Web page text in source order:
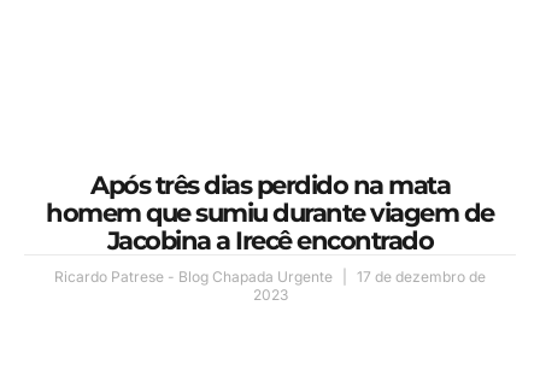
Após três dias perdido na mata
homem que sumiu durante viagem de
Jacobina a Irecê encontrado
Ricardo Patrese - Blog Chapada Urgente
17 de dezembro de
2023